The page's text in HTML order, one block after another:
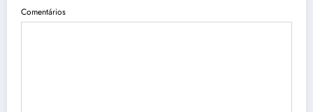
Comentários